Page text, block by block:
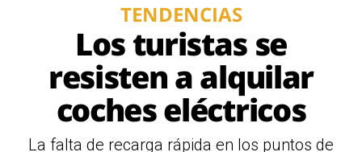
TENDENCIAS
Los turistas se
resisten a alquilar
coches eléctricos
La falta de recarga rápida en los puntos de